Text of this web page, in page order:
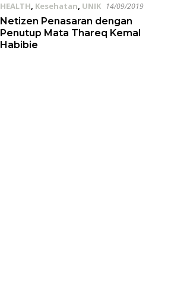
HEALTH, Kesehatan, UNIK 14/09/2019
Netizen Penasaran dengan
Penutup Mata Thareq Kemal
Habibie